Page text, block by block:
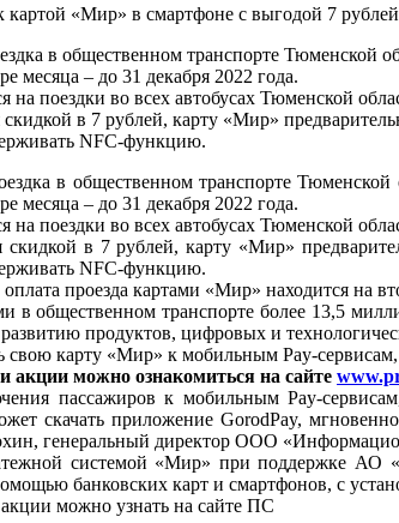
в общественном транспорте
месяца – до 31 декабря 2022 года.
на поездки во всех автобусах Тюменской
скидкой в 7 рублей, карту «Мир»
NFC-функцию.
в общественном транспорте
месяца – до 31 декабря 2022 года.
на поездки во всех автобусах Тюменской
скидкой в 7 рублей, карту «Мир»
NFC-функцию.
проезда картами «Мир» находится на
в общественном транспорте более 13,5
продуктов, цифровых и
свою карту «Мир» к мобильным Pay-
можно ознакомиться на сайте
пассажиров к мобильным Pay-
скачать приложение GorodPay,
генеральный директор ООО
системой «Мир» при поддержке АО
банковских карт и смартфонов, с
можно узнать на сайте ПС